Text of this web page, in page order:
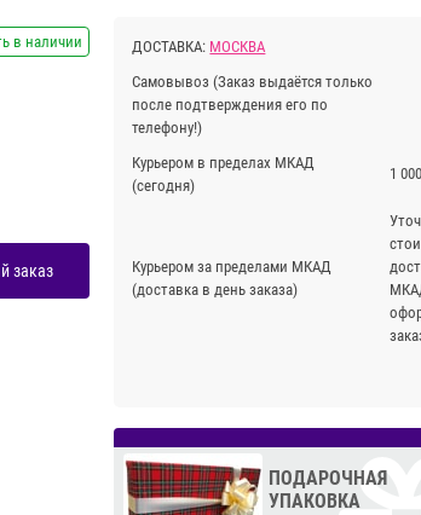
в наличии
заказ
ДОСТАВКА: МОСКВА
Самовывоз (Заказ выдаётся только
после подтверждения его по
телефону!)
Курьером в пределах МКАД
(сегодня)
1
Курьером за пределами МКАД
(доставка в день заказа)
ПОДАРОЧНАЯ
УПАКОВКА